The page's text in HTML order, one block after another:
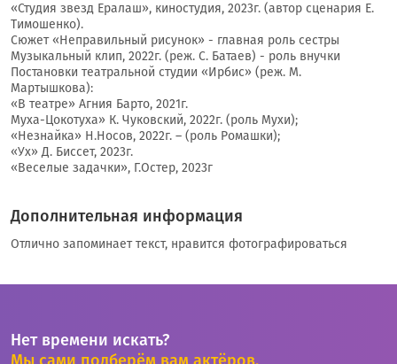
«Студия звезд Ералаш», киностудия, 2023г. (автор сценария Е.
Тимошенко).
Сюжет «Неправильный рисунок» - главная роль сестры
Музыкальный клип, 2022г. (реж. С. Батаев) - роль внучки
Постановки театральной студии «Ирбис» (реж. М.
Мартышкова):
«В театре» Агния Барто, 2021г.
Муха-Цокотуха» К. Чуковский, 2022г. (роль Мухи);
«Незнайка» Н.Носов, 2022г. – (роль Ромашки);
«Ух» Д. Биссет, 2023г.
«Веселые задачки», Г.Остер, 2023г
Дополнительная информация
Отлично запоминает текст, нравится фотографироваться
Нет времени искать?